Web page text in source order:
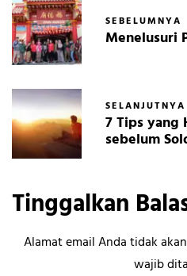
SEBELUMNYA
Menelusuri
SELANJUTNYA
7 Tips yang
sebelum
Tinggalkan
Alamat email Anda tidak
wajib